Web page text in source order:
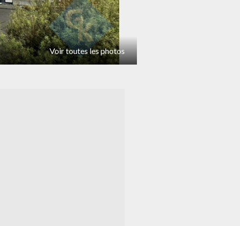
Voir toutes les photos